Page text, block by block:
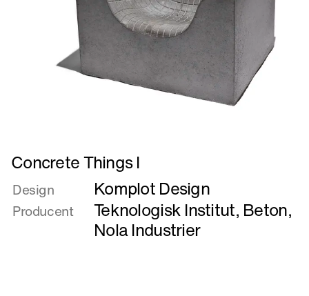
Læs
mere
om
Concrete
Things
Concrete Things I
Design Komplot Design
Producent Teknologisk Institut, Beton,
Nola Industrier